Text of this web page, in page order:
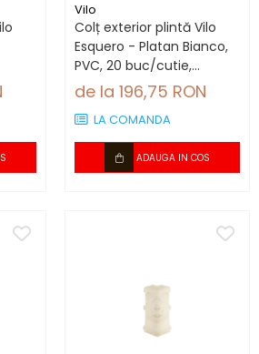
Vilo
Colț exterior plintă Vilo
Esquero - Platan Bianco,
PVC, 20 buc/cutie,
compatibil plintă 66.6
de la 196,75 RON
LA COMANDA
ADAUGA IN COS